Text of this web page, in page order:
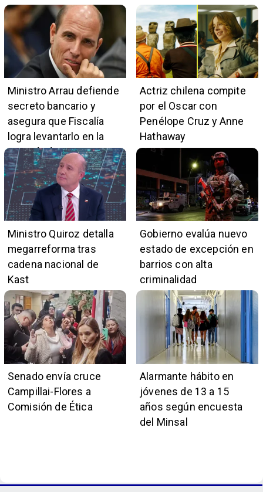
restricciones y
escuchas telefónicas
en zonas críticas
Ministro Arrau defiende
secreto bancario y
asegura que Fiscalía
logra levantarlo en la
mayoría de casos
Actriz chilena compite
por el Oscar con
Penélope Cruz y Anne
Hathaway
Ministro Quiroz detalla
megarreforma tras
cadena nacional de
Kast
Gobierno evalúa nuevo
estado de excepción en
barrios con alta
criminalidad
Senado envía cruce
Campillai-Flores a
Comisión de Ética
Alarmante hábito en
jóvenes de 13 a 15
años según encuesta
del Minsal